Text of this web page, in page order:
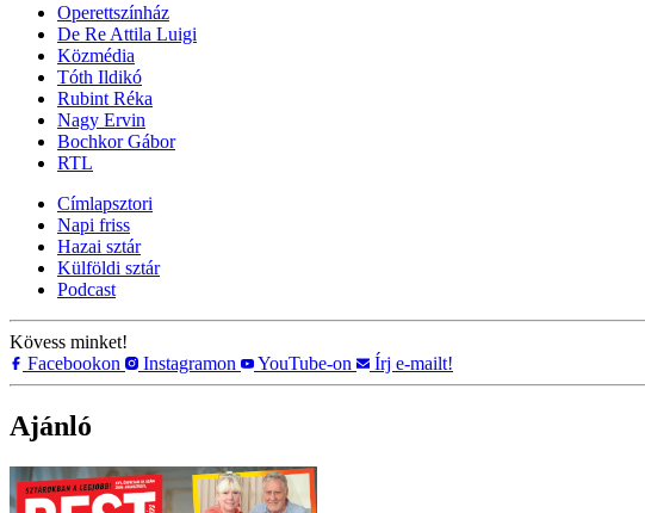
Operettszínház
De Re Attila Luigi
Közmédia
Tóth Ildikó
Rubint Réka
Nagy Ervin
Bochkor Gábor
RTL
Címlapsztori
Napi friss
Hazai sztár
Külföldi sztár
Podcast
Kövess minket!
Facebookon
Instagramon YouTube-on Írj e-mailt!
Ajánló